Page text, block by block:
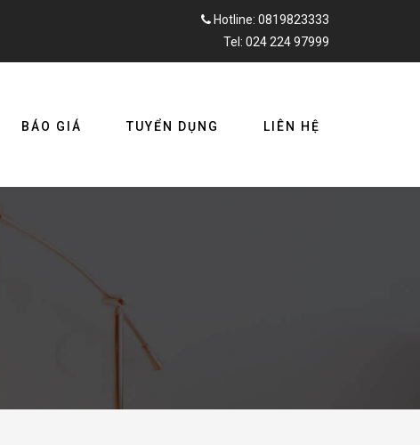
Hotline: 0819823333
Tel: 024 224 97999
BÁO GIÁ TUYỂN DỤNG LIÊN HỆ